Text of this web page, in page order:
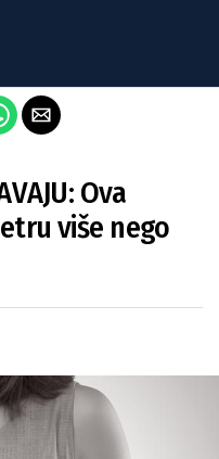
Ova
više nego